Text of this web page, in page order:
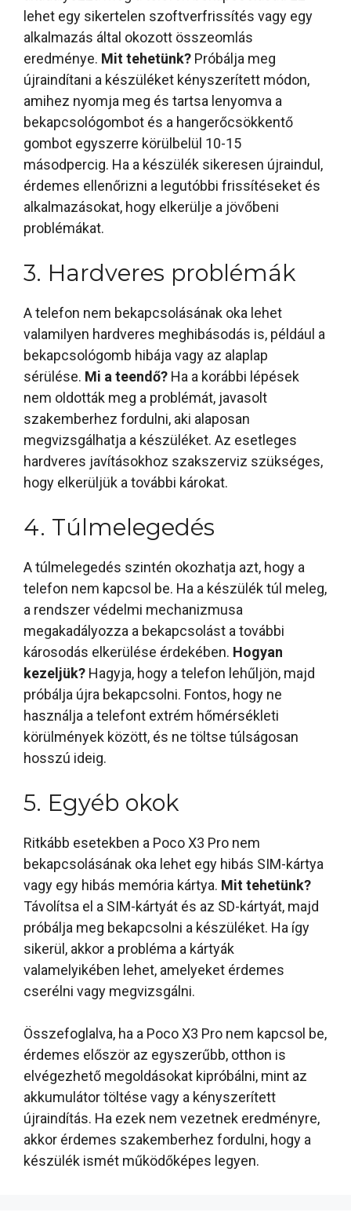
lehet egy sikertelen szoftverfrissítés vagy egy
alkalmazás által okozott összeomlás
eredménye. Mit tehetünk? Próbálja meg
újraindítani a készüléket kényszerített módon,
amihez nyomja meg és tartsa lenyomva a
bekapcsológombot és a hangerőcsökkentő
gombot egyszerre körülbelül 10-15
másodpercig. Ha a készülék sikeresen újraindul,
érdemes ellenőrizni a legutóbbi frissítéseket és
alkalmazásokat, hogy elkerülje a jövőbeni
problémákat.
3. Hardveres problémák
A telefon nem bekapcsolásának oka lehet
valamilyen hardveres meghibásodás is, például a
bekapcsológomb hibája vagy az alaplap
sérülése. Mi a teendő? Ha a korábbi lépések
nem oldották meg a problémát, javasolt
szakemberhez fordulni, aki alaposan
megvizsgálhatja a készüléket. Az esetleges
hardveres javításokhoz szakszerviz szükséges,
hogy elkerüljük a további károkat.
4. Túlmelegedés
A túlmelegedés szintén okozhatja azt, hogy a
telefon nem kapcsol be. Ha a készülék túl meleg,
a rendszer védelmi mechanizmusa
megakadályozza a bekapcsolást a további
károsodás elkerülése érdekében. Hogyan
kezeljük? Hagyja, hogy a telefon lehűljön, majd
próbálja újra bekapcsolni. Fontos, hogy ne
használja a telefont extrém hőmérsékleti
körülmények között, és ne töltse túlságosan
hosszú ideig.
5. Egyéb okok
Ritkább esetekben a Poco X3 Pro nem
bekapcsolásának oka lehet egy hibás SIM-kártya
vagy egy hibás memória kártya. Mit tehetünk?
Távolítsa el a SIM-kártyát és az SD-kártyát, majd
próbálja meg bekapcsolni a készüléket. Ha így
sikerül, akkor a probléma a kártyák
valamelyikében lehet, amelyeket érdemes
cserélni vagy megvizsgálni.
Összefoglalva, ha a Poco X3 Pro nem kapcsol be,
érdemes először az egyszerűbb, otthon is
elvégezhető megoldásokat kipróbálni, mint az
akkumulátor töltése vagy a kényszerített
újraindítás. Ha ezek nem vezetnek eredményre,
akkor érdemes szakemberhez fordulni, hogy a
készülék ismét működőképes legyen.